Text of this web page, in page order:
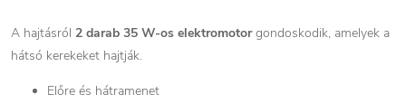
A hajtásról 2 darab 35 W-os elektromotorgondoskodik, amelyek a
hátsó kerekeket hajtják.
Előre és hátramenet